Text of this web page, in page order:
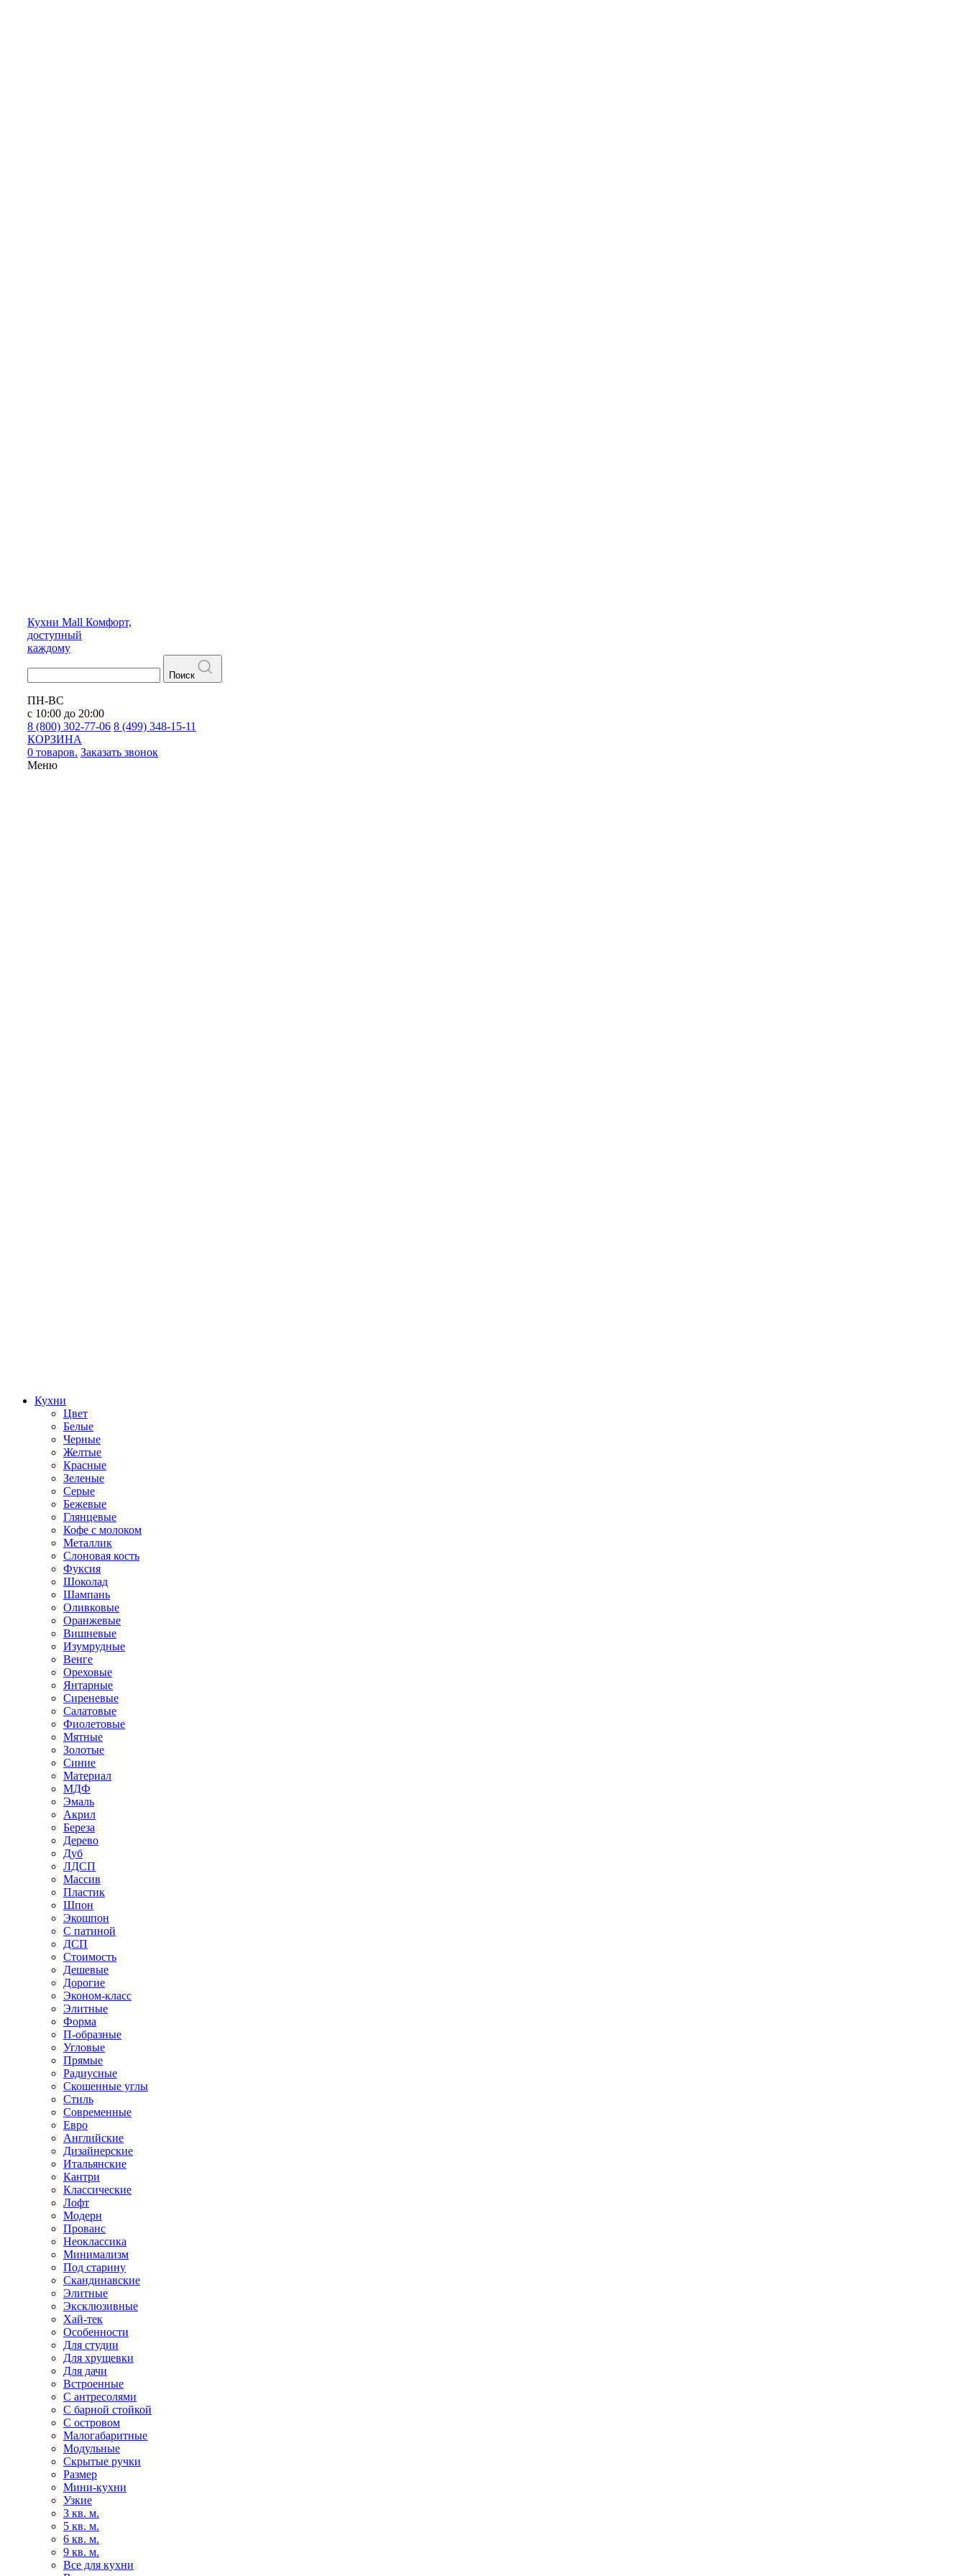
Кухни Mall Комфорт,
доступный
каждому
Поиск
ПН-ВС
с 10:00 до 20:00
8 (800) 302-77-06 8 (499) 348-15-11
КОРЗИНА
0 товаров. Заказать звонок
Меню
Кухни
Цвет
Белые
Черные
Желтые
Красные
Зеленые
Серые
Бежевые
Глянцевые
Кофе с молоком
Металлик
Слоновая кость
Фуксия
Шоколад
Шампань
Оливковые
Оранжевые
Вишневые
Изумрудные
Венге
Ореховые
Янтарные
Сиреневые
Салатовые
Фиолетовые
Мятные
Золотые
Синие
Материал
МДФ
Эмаль
Акрил
Береза
Дерево
Дуб
ЛДСП
Массив
Пластик
Шпон
Экошпон
С патиной
ДСП
Стоимость
Дешевые
Дорогие
Эконом-класс
Элитные
Форма
П-образные
Угловые
Прямые
Радиусные
Скошенные углы
Стиль
Современные
Евро
Английские
Дизайнерские
Итальянские
Кантри
Классические
Лофт
Модерн
Прованс
Неоклассика
Минимализм
Под старину
Скандинавские
Элитные
Эксклюзивные
Хай-тек
Особенности
Для студии
Для хрущевки
Для дачи
Встроенные
С антресолями
С барной стойкой
С островом
Малогабаритные
Модульные
Скрытые ручки
Размер
Мини-кухни
Узкие
3 кв. м.
5 кв. м.
6 кв. м.
9 кв. м.
Все для кухни